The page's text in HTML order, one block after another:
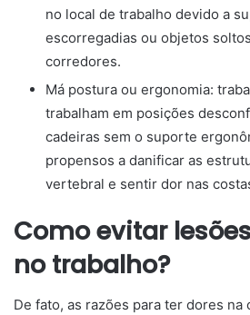
no local de trabalho devido a
escorregadias ou objetos
corredores.
Má postura ou ergonomia:
trabalham em posições
cadeiras sem o suporte
propensos a danificar as
vertebral e sentir dor nas
Como evitar
no trabalho?
De fato, as razões para ter dores na